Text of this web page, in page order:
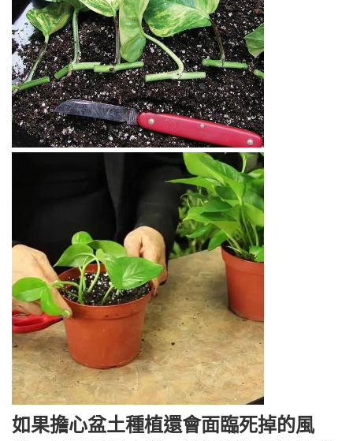
如果擔心盆土種植還會面臨死掉的風